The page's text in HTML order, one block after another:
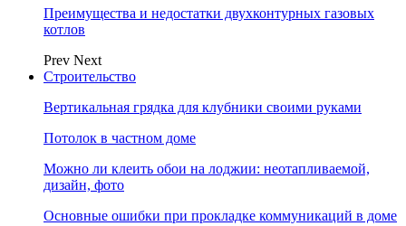
Преимущества и недостатки двухконтурных газовых
котлов
Prev Next
Строительство
Вертикальная грядка для клубники своими руками
Потолок в частном доме
Можно ли клеить обои на лоджии: неотапливаемой,
дизайн, фото
Основные ошибки при прокладке коммуникаций в доме